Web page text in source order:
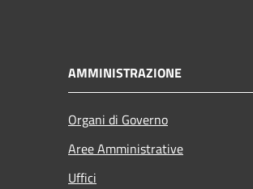
AMMINISTRAZIONE
Organi di Governo
Aree Amministrative
Uffici